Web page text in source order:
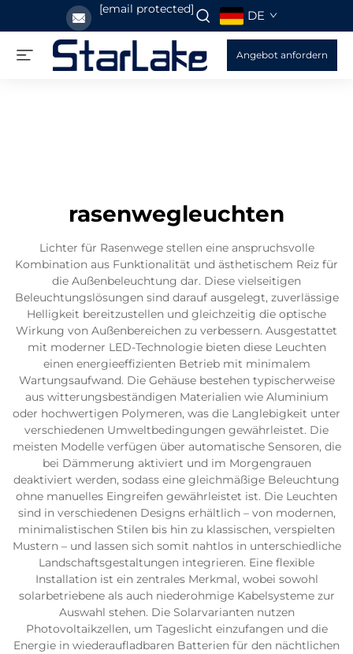
[email protected] DE
Angebot anfordern
rasenwegleuchten
Lichter für Rasenwege stellen eine anspruchsvolle
Kombination aus Funktionalität und ästhetischem Reiz für
die Außenbeleuchtung dar. Diese vielseitigen
Beleuchtungslösungen sind darauf ausgelegt, zuverlässige
Helligkeit bereitzustellen und gleichzeitig die optische
Wirkung von Außenbereichen zu verbessern. Ausgestattet
mit moderner LED-Technologie bieten diese Leuchten
einen energieeffizienten Betrieb mit minimalem
Wartungsaufwand. Die Gehäuse bestehen typischerweise
aus witterungsbeständigen Materialien wie Aluminium
oder hochwertigen Polymeren, was die Langlebigkeit unter
verschiedenen Umweltbedingungen gewährleistet. Die
meisten Modelle verfügen über automatische Sensoren, die
bei Dämmerung aktiviert und im Morgengrauen
deaktiviert werden, sodass eine gleichmäßige Beleuchtung
ohne manuelles Eingreifen gewährleistet ist. Die Leuchten
sind in verschiedenen Designs erhältlich – von modernen,
minimalistischen Stilen bis hin zu klassischen, verspielten
Mustern – und lassen sich somit nahtlos in unterschiedliche
Landschaftsgestaltungen integrieren. Eine flexible
Installation ist ein zentrales Merkmal, wobei sowohl
solarbetriebene als auch niederohmige Kabelsysteme zur
Auswahl stehen. Die Solarvarianten nutzen
Photovoltaikzellen, um Tageslicht einzufangen und die
Energie in wiederaufladbaren Batterien für den nächtlichen